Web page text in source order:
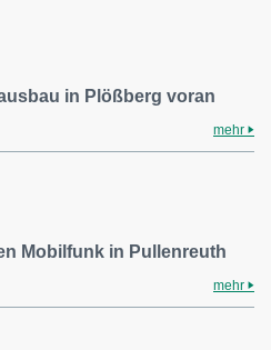
in Plößberg voran
mehr
Mobilfunk in Pullenreuth
mehr